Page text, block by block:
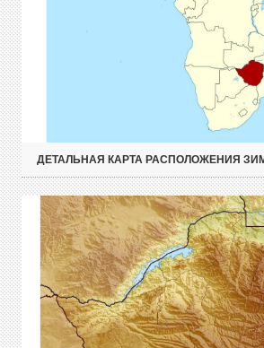
ДЕТАЛЬНАЯ КАРТА РАСПОЛОЖЕНИЯ